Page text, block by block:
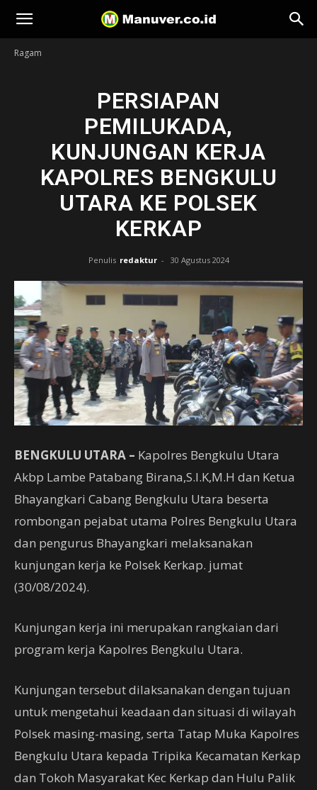
Manuver
Ragam
PERSIAPAN
PEMILUKADA,
KUNJUNGAN KERJA
KAPOLRES BENGKULU
UTARA KE POLSEK
KERKAP
Penulis redaktur - 30 Agustus 2024
BENGKULU UTARA – Kapolres Bengkulu Utara
Akbp Lambe Patabang Birana,S.I.K,M.H dan Ketua
Bhayangkari Cabang Bengkulu Utara beserta
rombongan pejabat utama Polres Bengkulu Utara
dan pengurus Bhayangkari melaksanakan
kunjungan kerja ke Polsek Kerkap. jumat
(30/08/2024).
Kunjungan kerja ini merupakan rangkaian dari
program kerja Kapolres Bengkulu Utara.
Kunjungan tersebut dilaksanakan dengan tujuan
untuk mengetahui keadaan dan situasi di wilayah
Polsek masing-masing, serta Tatap Muka Kapolres
Bengkulu Utara kepada Tripika Kecamatan Kerkap
dan Tokoh Masyarakat Kec Kerkap dan Hulu Palik